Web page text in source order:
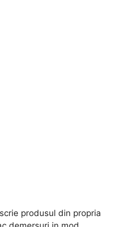
produsul din propria